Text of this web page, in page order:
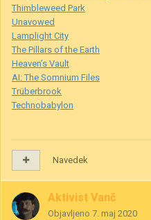
Thimbleweed Park
Unavowed
Lamplight City
The Pillars of the Earth
Heaven’s Vault
AI: The Somnium Files
Trüberbrook
Technobabylon
Navedek
Aktivist Vanč
Objavljeno 7. maj 2020